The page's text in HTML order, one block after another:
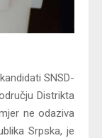
SNSD-
Distrikta
ne odaziva
Srpska, je